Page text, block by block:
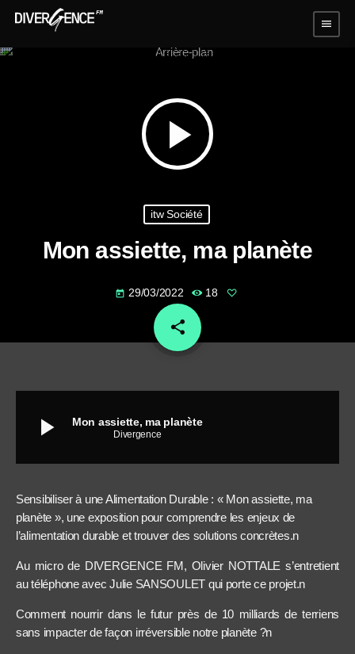
menu
play_arrow
itw Société
Mon assiette, ma planète
today 29/03/2022 18
share
email
play_arrow Mon assiette, ma planète
Divergence
Sensibiliser à une Alimentation Durable : « Mon assiette, ma
planète », une exposition pour comprendre les enjeux de
l’alimentation durable et trouver des solutions concrètes.n
Au micro de DIVERGENCE FM, Olivier NOTTALE s’entretient
au téléphone avec Julie SANSOULET qui porte ce projet.n
Comment nourrir dans le futur près de 10 milliards de terriens
sans impacter de façon irréversible notre planète ?n